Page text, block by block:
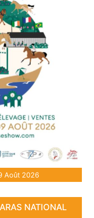
Août 2026
NATIONAL